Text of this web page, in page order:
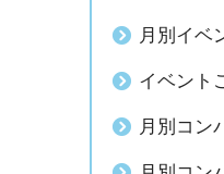
月別イベ
イベント
月別コン